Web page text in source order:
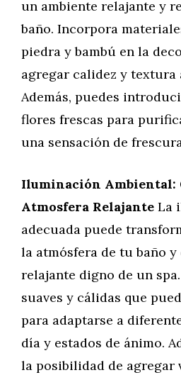
un ambiente relajante y
baño. Incorpora
piedra y bambú en la
agregar calidez y textura
Además, puedes
flores frescas para
una sensación de
Iluminación Ambiental:
Atmosfera Relajante La
adecuada puede
la atmósfera de tu baño
relajante digno de un
suaves y cálidas que
para adaptarse a
día y estados de ánimo.
la posibilidad de agregar